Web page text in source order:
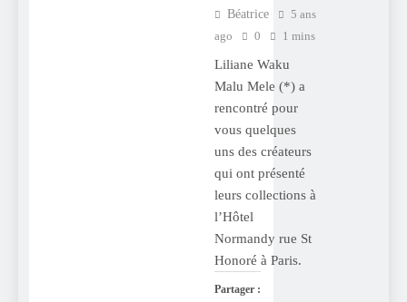
Béatrice
5 ans
ago
0 1 mins
Liliane Waku
Malu Mele (*) a
rencontré pour
vous quelques
uns des créateurs
qui ont présenté
leurs collections à
l’Hôtel
Normandy rue St
Honoré à Paris.
Partager :